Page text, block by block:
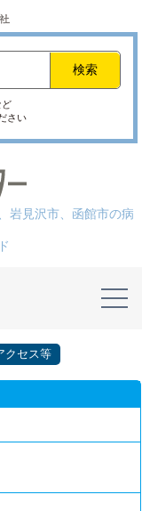
ど
さい
岩見沢市、函館市の病
クセス等